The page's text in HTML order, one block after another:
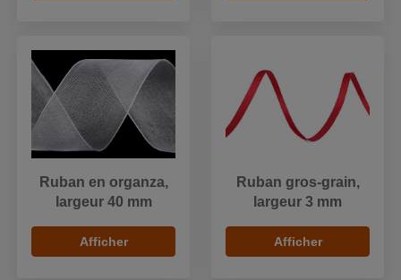
Ruban en organza,
largeur 40 mm
Afficher
Ruban gros-grain,
largeur 3 mm
Afficher